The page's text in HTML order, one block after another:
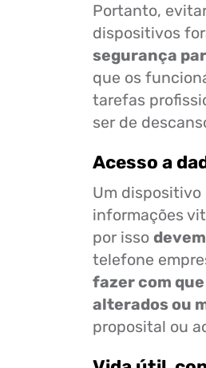
Portanto,
dispositivos
segurança
que os
tarefas
ser de
Acesso a
Um
informações
por isso
telefone
fazer com
alterados ou
proposital ou